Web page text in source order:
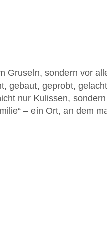
Gruseln, sondern vor
gebaut, geprobt,
nur Kulissen,
– ein Ort, an dem